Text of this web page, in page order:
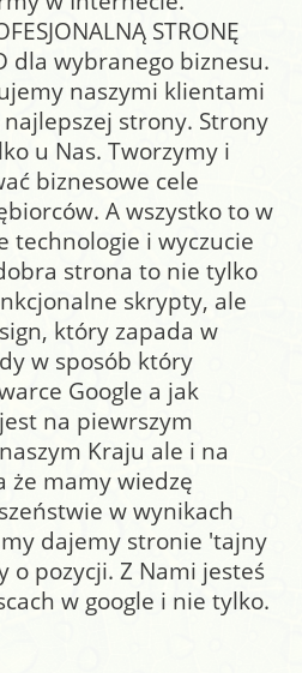
STRONĘ
dla wybranego biznesu.
naszymi klientami
strony. Strony
u Nas. Tworzymy i
biznesowe cele
A wszystko to w
technologie i wyczucie
strona to nie tylko
skrypty, ale
który zapada w
w sposób który
Google a jak
na piewrszym
Kraju ale i na
że mamy wiedzę
w wynikach
dajemy stronie 'tajny
o pozycji. Z Nami jesteś
w google i nie tylko.
public_html/index.phpon line
1 to be resource, bool
public_html/index.phpon line
in
index.phpon line 3058
d.txt): failed to open
in
index.phpon line3058
1 to be resource, bool
index.php
1 to be resource, bool
index.php
1 to be resource, bool
public_html/index.phpon line